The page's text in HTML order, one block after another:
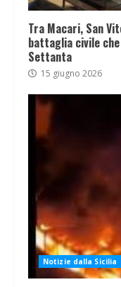
Tra Macari, San
battaglia civile
Settanta
15 giugno 2026
Notizie dalla Sicilia